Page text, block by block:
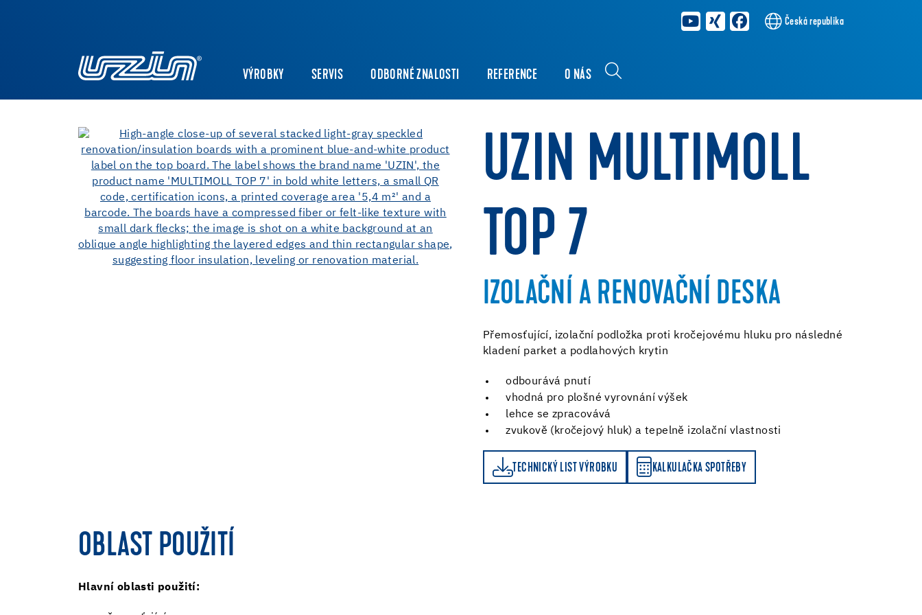
Česká republika
VÝROBKY SERVIS ODBORNÉ ZNALOSTI REFERENCE O NÁS
UZIN MULTIMOLL
TOP 7
IZOLAČNÍ A RENOVAČNÍ DESKA
Přemosťující, izolační podložka proti kročejovému hluku pro následné
kladení parket a podlahových krytin
odbourává pnutí
vhodná pro plošné vyrovnání výšek
lehce se zpracovává
zvukově (kročejový hluk) a tepelně izolační vlastnosti
TECHNICKÝ LIST VÝROBKU KALKULAČKA SPOTŘEBY
KALKULAČKA SPOTŘEBY
OBLAST POUŽITÍ
Hlavní oblasti použití: